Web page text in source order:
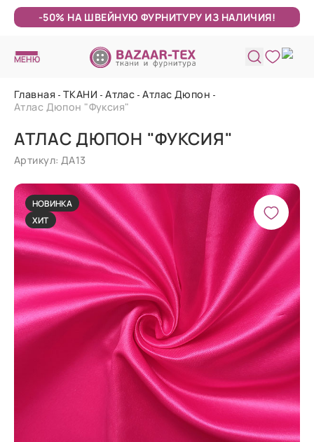
-50% НА ШВЕЙНУЮ ФУРНИТУРУ ИЗ НАЛИЧИЯ!
МЕНЮ
Главная ТКАНИ Атлас Атлас Дюпон
Атлас Дюпон "Фуксия"
АТЛАС ДЮПОН "ФУКСИЯ"
Артикул: ДА13
НОВИНКА
ХИТ